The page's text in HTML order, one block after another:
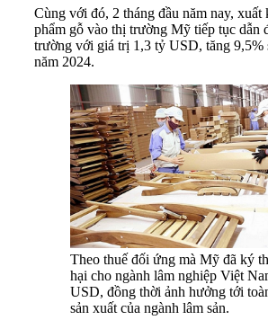
Cùng với đó, 2 tháng đầu năm nay, xuất
phẩm gỗ vào thị trường Mỹ tiếp tục dẫn
trường với giá trị 1,3 tỷ USD, tăng 9,5%
năm 2024.
Theo thuế đối ứng mà Mỹ đã ký
hại cho ngành lâm nghiệp Việt
USD, đồng thời ảnh hưởng tới
sản xuất của ngành lâm sản.